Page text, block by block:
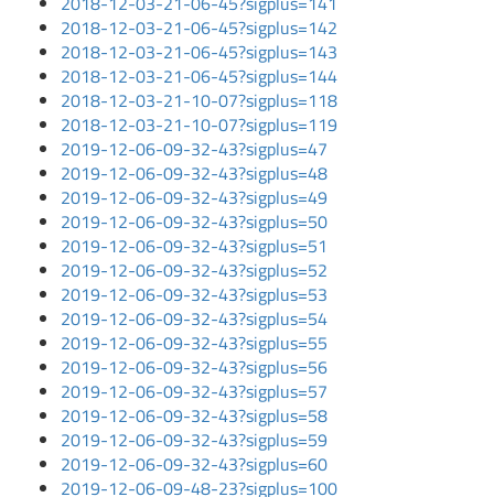
2018-12-03-21-06-45?sigplus=142
2018-12-03-21-06-45?sigplus=143
2018-12-03-21-06-45?sigplus=144
2018-12-03-21-10-07?sigplus=118
2018-12-03-21-10-07?sigplus=119
2019-12-06-09-32-43?sigplus=47
2019-12-06-09-32-43?sigplus=48
2019-12-06-09-32-43?sigplus=49
2019-12-06-09-32-43?sigplus=50
2019-12-06-09-32-43?sigplus=51
2019-12-06-09-32-43?sigplus=52
2019-12-06-09-32-43?sigplus=53
2019-12-06-09-32-43?sigplus=54
2019-12-06-09-32-43?sigplus=55
2019-12-06-09-32-43?sigplus=56
2019-12-06-09-32-43?sigplus=57
2019-12-06-09-32-43?sigplus=58
2019-12-06-09-32-43?sigplus=59
2019-12-06-09-32-43?sigplus=60
2019-12-06-09-48-23?sigplus=100